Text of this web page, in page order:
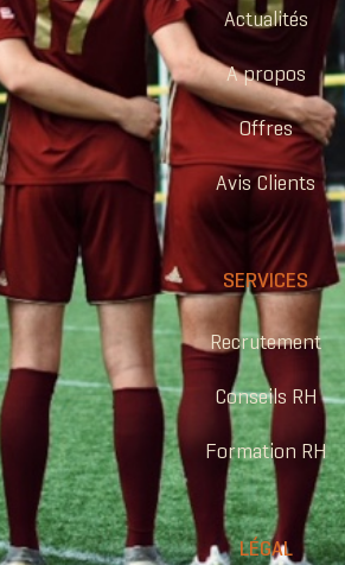
Actualités
A propos
Offres
Avis Clients
SERVICES
Recrutement
Conseils RH
Formation RH
LÉGAL